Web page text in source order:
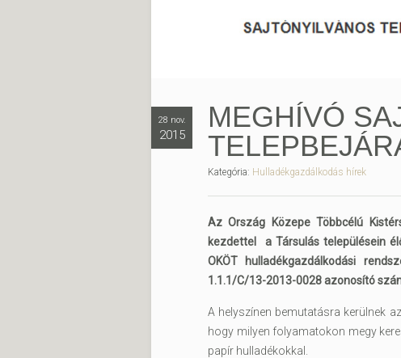
28 nov.
2015
MEGHÍVÓ
Kategória: Hulladékgazdálkodás hírek
Az Ország Közepe Többcélú
kezdettel a Társulás településein
OKÖT hulladékgazdálkodási
1.1.1/C/13-2013-0028 azonosító
A helyszínen bemutatásra kerülnek
hogy milyen folyamatokon megy
papír hulladékokkal.